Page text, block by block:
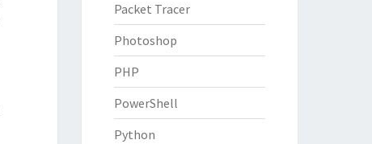
Packet Tracer
Photoshop
PHP
PowerShell
Python